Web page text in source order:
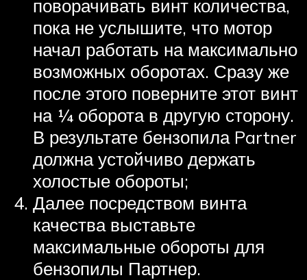
поворачивать винт количества,
пока не услышите, что мотор
начал работать на максимально
возможных оборотах. Сразу же
после этого поверните этот винт
на ¼ оборота в другую сторону.
В результате бензопила Partner
должна устойчиво держать
холостые обороты;
Далее посредством винта
качества выставьте
максимальные обороты для
бензопилы Партнер.